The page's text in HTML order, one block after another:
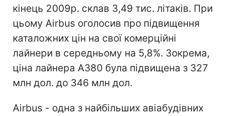
кінець 2009р. склав 3,49 тис. літаків. При
цьому Airbus оголосив про підвищення
каталожних цін на свої комерційні
лайнери в середньому на 5,8%. Зокрема,
ціна лайнера A380 була підвищена з 327
млн дол. до 346 млн дол.
Airbus - одна з найбільших авіабудівних